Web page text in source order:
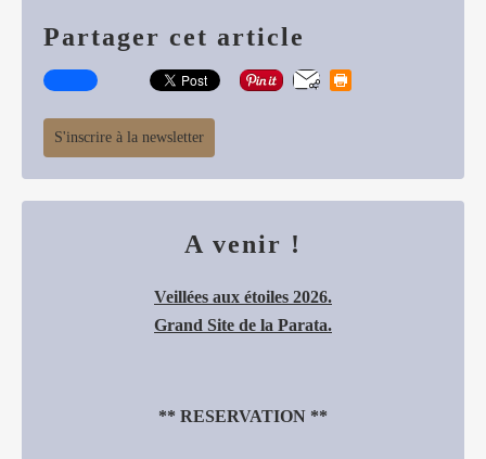
Partager cet article
S'inscrire à la newsletter
A venir !
Veillées aux étoiles 2026.
Grand Site de la Parata.
** RESERVATION **